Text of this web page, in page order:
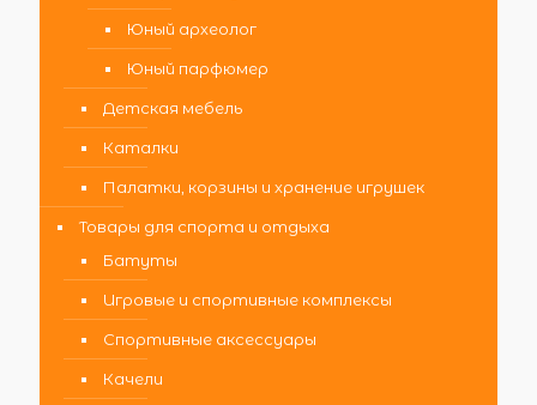
Юный археолог
Юный парфюмер
Детская мебель
Каталки
Палатки, корзины и хранение игрушек
Товары для спорта и отдыха
Батуты
Игровые и спортивные комплексы
Спортивные аксессуары
Качели